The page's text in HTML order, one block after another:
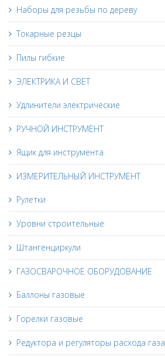
Наборы для резьбы по дереву
Токарные резцы
Пилы гибкие
ЭЛЕКТРИКА И СВЕТ
Удлинители электрические
РУЧНОЙ ИНСТРУМЕНТ
Ящик для инструмента
ИЗМЕРИТЕЛЬНЫЙ ИНСТРУМЕНТ
Рулетки
Уровни строительные
Штангенциркули
ГАЗОСВАРОЧНОЕ ОБОРУДОВАНИЕ
Баллоны газовые
Горелки газовые
Редуктора и регуляторы расхода газа